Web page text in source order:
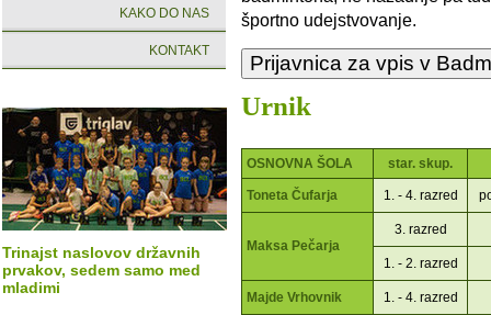
KAKO DO NAS
KONTAKT
Trinajst naslovov državnih
prvakov, sedem samo med
mladimi
športno udejstvovanje.
Urnik
OSNOVNA ŠOLA star. skup.
Toneta Čufarja 1. - 4. razred
Maksa Pečarja
3. razred
1. - 2. razred
Majde Vrhovnik 1. - 4. razred